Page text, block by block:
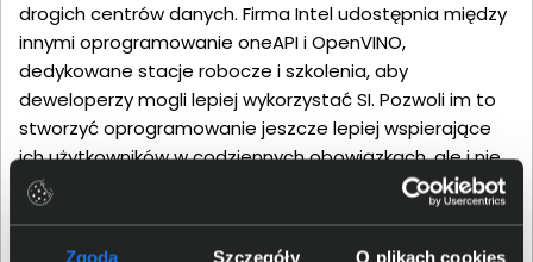
Zgoda Szczegóły O plikach cookies
drogich centrów danych. Firma Intel udostępnia między
innymi oprogramowanie oneAPI i OpenVINO,
dedykowane stacje robocze i szkolenia, aby
deweloperzy mogli lepiej wykorzystać SI. Pozwoli im to
stworzyć oprogramowanie jeszcze lepiej wspierające
ich użytkowników w codziennych obowiązkach, ale i nie
tylko. Trend ten zakorzenia się także w gamingu, co
przyniesie nie tylko ulepszenia istniejących już